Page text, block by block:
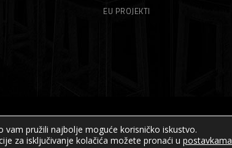
EU PROJEKTI
© Sva prava pridržana – Akord – 2019
pružili najbolje moguće korisničko iskustvo.
za isključivanje kolačića možete pronaći upostavkama